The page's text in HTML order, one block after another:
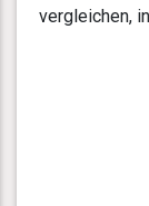
vergleichen,